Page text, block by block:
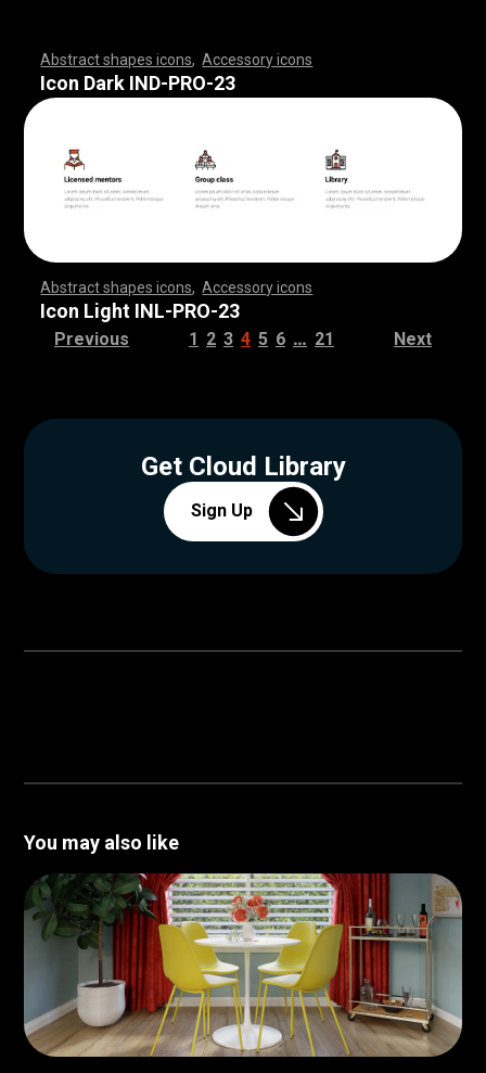
Abstract shapes icons ,Accessory icons
,,,,,,,,,,,,,,,,,,,,,,,, ,,,,,,,,,,,,,,,,,,
,,,,,,,,,,,,,,,,,,,,,,,, ,,,,,,,,,,,,,,,,,,
,,,,,,,,,,,,,,,,,,,,,,,, ,,,,,,,,,,,,,,,,,,
,,,,,,,,,,,,,,,,,,,,,,,, ,,,,,,,,,,,,,,,,,,
Icon Dark IND-PRO-23
Abstract shapes icons ,Accessory icons
,,,,,,,,,,,,,,,,,,,,,,,, ,,,,,,,,,,,,,,,,,,
,,,,,,,,,,,,,,,,,,,,,,,, ,,,,,,,,,,,,,,,,,,
,,,,,,,,,,,,,,,,,,,,,,,, ,,,,,,,,,,,,,,,,,,
,,,,,,,,,,,,,,,,,,,,,,,, ,,,,,,,,,,,,,,,,,,
Icon Light INL-PRO-23
Previous 1 2 3 4 5 6 … 21 Next
Get Cloud Library
Sign Up
You may also like